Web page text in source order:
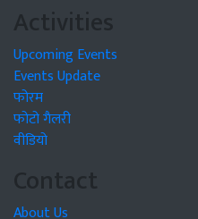
Activities
Upcoming Events
Events Update
फोरम
फोटो गैलरी
वीडियो
Contact
About Us